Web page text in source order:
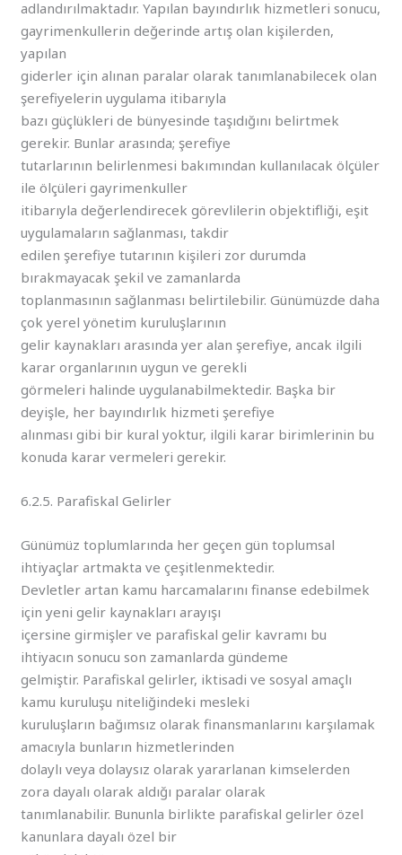
adlandırılmaktadır. Yapılan bayındırlık hizmetleri sonucu,
gayrimenkullerin değerinde artış olan kişilerden,
yapılan
giderler için alınan paralar olarak tanımlanabilecek olan
şerefiyelerin uygulama itibarıyla
bazı güçlükleri de bünyesinde taşıdığını belirtmek
gerekir. Bunlar arasında; şerefiye
tutarlarının belirlenmesi bakımından kullanılacak ölçüler
ile ölçüleri gayrimenkuller
itibarıyla değerlendirecek görevlilerin objektifliği, eşit
uygulamaların sağlanması, takdir
edilen şerefiye tutarının kişileri zor durumda
bırakmayacak şekil ve zamanlarda
toplanmasının sağlanması belirtilebilir. Günümüzde daha
çok yerel yönetim kuruluşlarının
gelir kaynakları arasında yer alan şerefiye, ancak ilgili
karar organlarının uygun ve gerekli
görmeleri halinde uygulanabilmektedir. Başka bir
deyişle, her bayındırlık hizmeti şerefiye
alınması gibi bir kural yoktur, ilgili karar birimlerinin bu
konuda karar vermeleri gerekir.
6.2.5. Parafiskal Gelirler
Günümüz toplumlarında her geçen gün toplumsal
ihtiyaçlar artmakta ve çeşitlenmektedir.
Devletler artan kamu harcamalarını finanse edebilmek
için yeni gelir kaynakları arayışı
içersine girmişler ve parafiskal gelir kavramı bu
ihtiyacın sonucu son zamanlarda gündeme
gelmiştir. Parafiskal gelirler, iktisadi ve sosyal amaçlı
kamu kuruluşu niteliğindeki mesleki
kuruluşların bağımsız olarak finansmanlarını karşılamak
amacıyla bunların hizmetlerinden
dolaylı veya dolaysız olarak yararlanan kimselerden
zora dayalı olarak aldığı paralar olarak
tanımlanabilir. Bununla birlikte parafiskal gelirler özel
kanunlara dayalı özel bir